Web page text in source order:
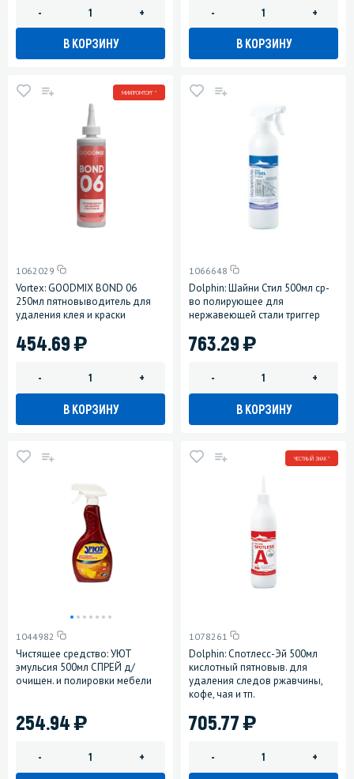
- +
В КОРЗИНУ
- +
В КОРЗИНУ
МИНПРОМТОРГ *
1062029
Vortex: GOODMIX BOND 06
250мл пятновыводитель для
удаления клея и краски
454.69)
- +
В КОРЗИНУ
1066648
Dolphin: Шайни Стил 500мл ср-
во полирующее для
нержавеющей стали триггер
763.29)
- +
В КОРЗИНУ
1044982
Чистящее средство: УЮТ
эмульсия 500мл СПРЕЙ д/
очищен. и полировки мебели
254.94)
- +
ЧЕСТНЫЙ ЗНАК *
1078261
Dolphin: Спотлесс-Эй 500мл
кислотный пятновыв. для
удаления следов ржавчины,
кофе, чая и тп.
705.77)
- +